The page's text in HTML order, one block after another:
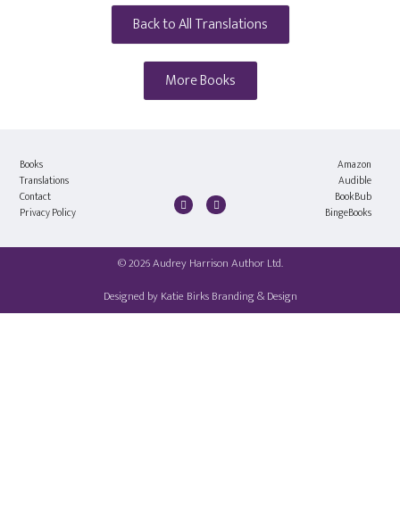
Back to All Translations
More Books
Books
Translations
Contact
Privacy Policy
Amazon
Audible
BookBub
BingeBooks
© 2026 Audrey Harrison Author Ltd.
Designed byKatie Birks Branding & Design